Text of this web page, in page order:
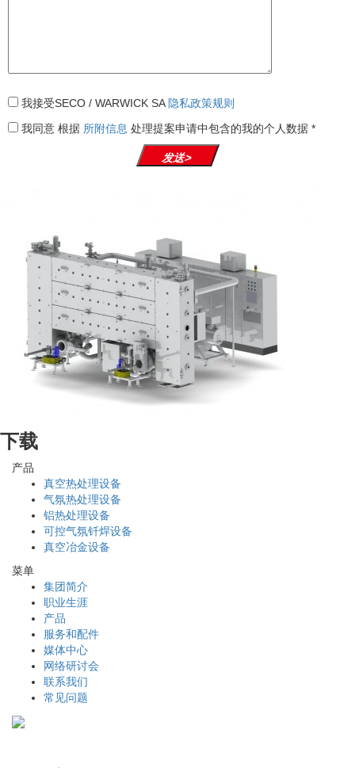
我接受SECO / WARWICK SA隐私政策规则
我同意 根据 所附信息 处理提案申请中包含的我的个人数据 *
下载
产品
真空热处理设备
气氛热处理设备
铝热处理设备
可控气氛钎焊设备
真空冶金设备
菜单
集团简介
职业生涯
产品
服务和配件
媒体中心
网络研讨会
联系我们
常见问题